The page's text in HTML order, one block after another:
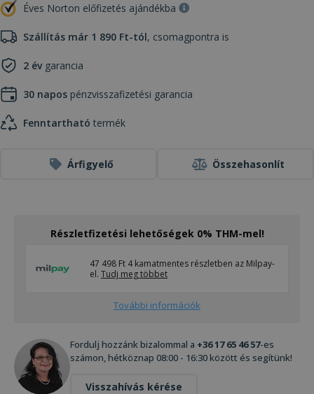
Éves Norton előfizetés ajándékba
Szállítás már 1 890 Ft-tól, csomagpontra is
2 évgarancia
30 napos pénzvisszafizetési garancia
Fenntartható termék
Árfigyelő Összehasonlít
Részletfizetési lehetőségek 0% THM-mel!
47 498 Ft 4 kamatmentes részletben az Milpay-
el. Tudj meg többet
További információk
Fordulj hozzánk bizalommal a +36 17 65 46 57-es
számon, hétköznap 08:00 - 16:30 között és segítünk!
Visszahívás kérése